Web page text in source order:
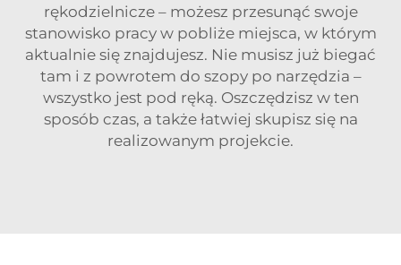
rękodzielnicze – możesz przesunąć swoje
stanowisko pracy w pobliże miejsca, w którym
aktualnie się znajdujesz. Nie musisz już biegać
tam i z powrotem do szopy po narzędzia –
wszystko jest pod ręką. Oszczędzisz w ten
sposób czas, a także łatwiej skupisz się na
realizowanym projekcie.